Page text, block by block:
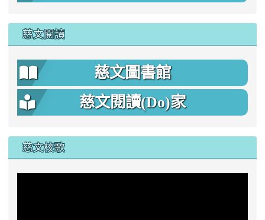
慈文閱讀
慈文圖書館
慈文閱讀(Do)家
慈文校歌